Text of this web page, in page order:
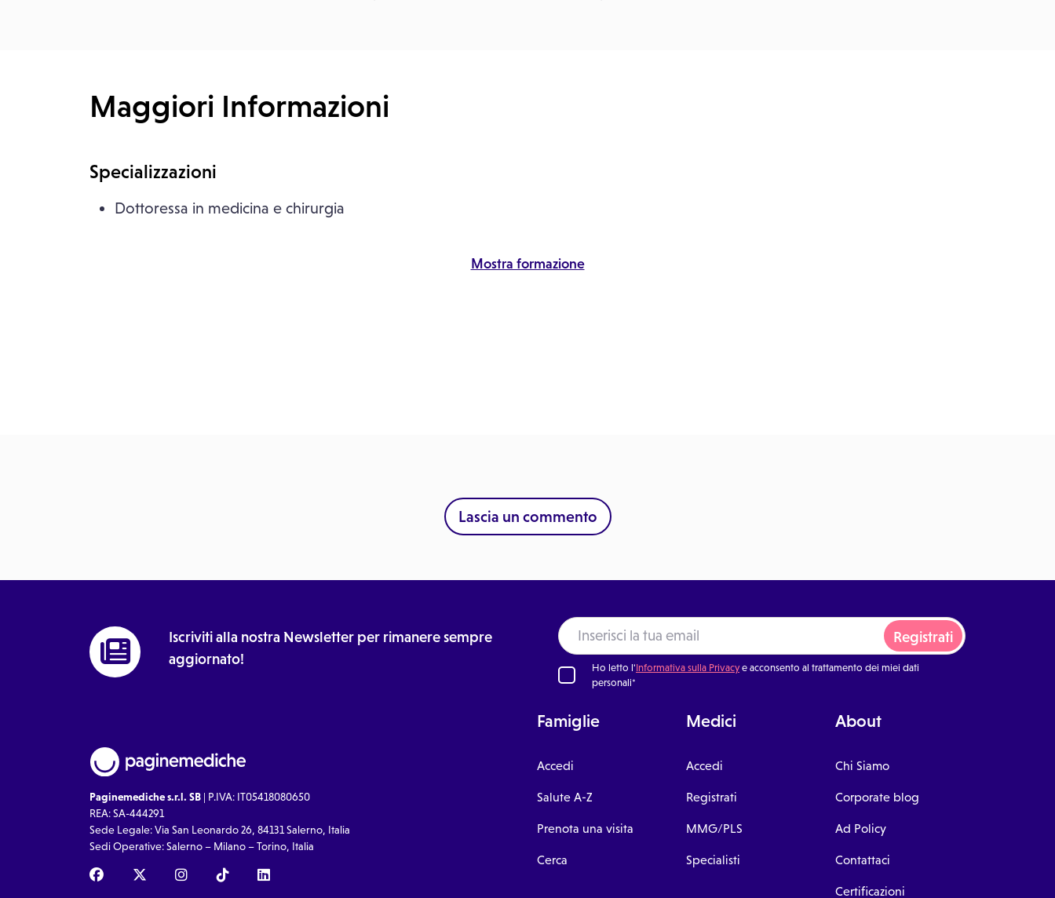
Maggiori Informazioni
Specializzazioni
Dottoressa in medicina e chirurgia
Mostra formazione
Lascia un commento
Iscriviti alla nostra Newsletter per rimanere sempre
aggiornato!
Registrati
Ho letto l'Informativa sulla Privacye acconsento al trattamento dei miei dati
personali*
Paginemediche s.r.l. SB | P.IVA: IT05418080650
REA: SA-444291
Sede Legale: Via San Leonardo 26, 84131 Salerno, Italia
Sedi Operative: Salerno – Milano – Torino, Italia
Famiglie
Accedi
Salute A-Z
Prenota una visita
Cerca
Medici
Accedi
Registrati
MMG/PLS
Specialisti
About
Chi Siamo
Corporate blog
Ad Policy
Contattaci
Certificazioni